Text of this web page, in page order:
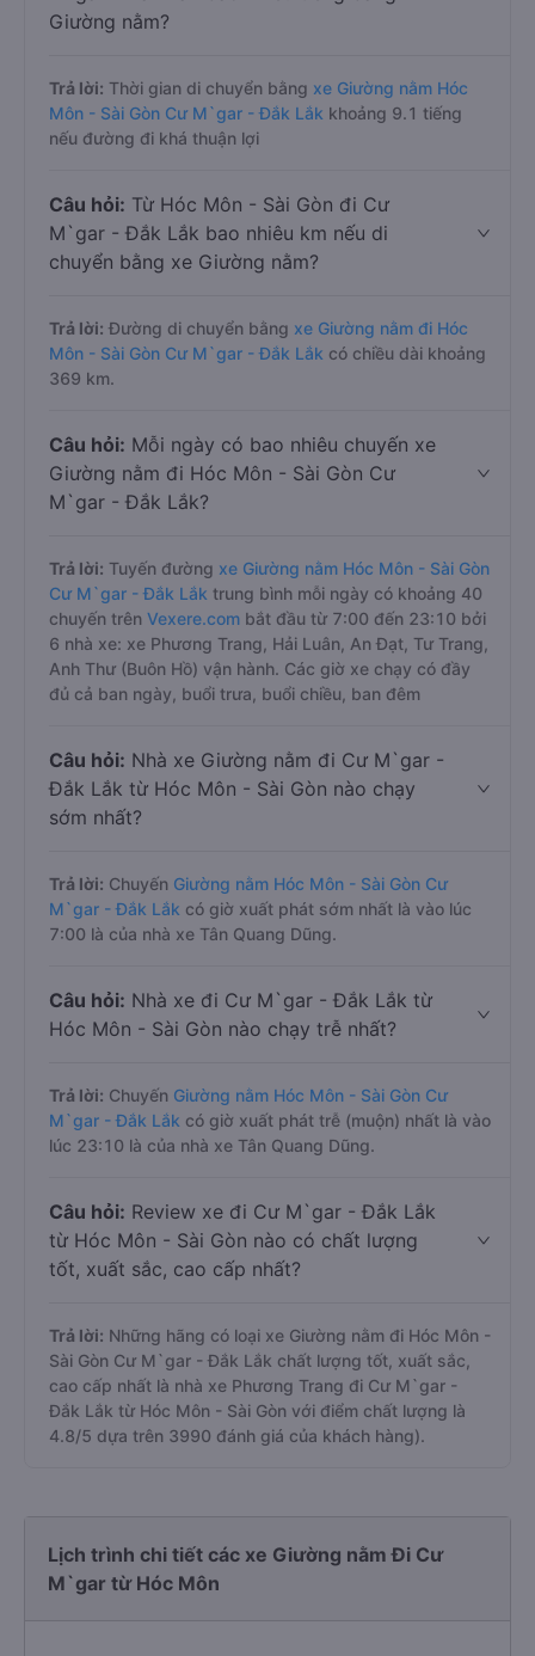
Giường nằm?
Trả lời: Thời gian di chuyển bằng xe Giường nằm Hóc
Môn - Sài Gòn Cư M`gar - Đắk Lắk khoảng 9.1 tiếng
nếu đường đi khá thuận lợi
Câu hỏi: Từ Hóc Môn - Sài Gòn đi Cư
M`gar - Đắk Lắk bao nhiêu km nếu di
chuyển bằng xe Giường nằm?
Trả lời: Đường di chuyển bằng xe Giường nằm đi Hóc
Môn - Sài Gòn Cư M`gar - Đắk Lắk có chiều dài khoảng
369 km.
Câu hỏi: Mỗi ngày có bao nhiêu chuyến xe
Giường nằm đi Hóc Môn - Sài Gòn Cư
M`gar - Đắk Lắk?
Trả lời: Tuyến đường xe Giường nằm Hóc Môn - Sài Gòn
Cư M`gar - Đắk Lắk trung bình mỗi ngày có khoảng 40
chuyến trên Vexere.com bắt đầu từ 7:00 đến 23:10 bởi
6 nhà xe: xe Phương Trang, Hải Luân, An Đạt, Tư Trang,
Anh Thư (Buôn Hồ) vận hành. Các giờ xe chạy có đầy
đủ cả ban ngày, buổi trưa, buổi chiều, ban đêm
Câu hỏi: Nhà xe Giường nằm đi Cư M`gar -
Đắk Lắk từ Hóc Môn - Sài Gòn nào chạy
sớm nhất?
Trả lời: Chuyến Giường nằm Hóc Môn - Sài Gòn Cư
M`gar - Đắk Lắk có giờ xuất phát sớm nhất là vào lúc
7:00 là của nhà xe Tân Quang Dũng.
Câu hỏi: Nhà xe đi Cư M`gar - Đắk Lắk từ
Hóc Môn - Sài Gòn nào chạy trễ nhất?
Trả lời: Chuyến Giường nằm Hóc Môn - Sài Gòn Cư
M`gar - Đắk Lắk có giờ xuất phát trễ (muộn) nhất là vào
lúc 23:10 là của nhà xe Tân Quang Dũng.
Câu hỏi: Review xe đi Cư M`gar - Đắk Lắk
từ Hóc Môn - Sài Gòn nào có chất lượng
tốt, xuất sắc, cao cấp nhất?
Trả lời: Những hãng có loại xe Giường nằm đi Hóc Môn -
Sài Gòn Cư M`gar - Đắk Lắk chất lượng tốt, xuất sắc,
cao cấp nhất là nhà xe Phương Trang đi Cư M`gar -
Đắk Lắk từ Hóc Môn - Sài Gòn với điểm chất lượng là
4.8/5 dựa trên 3990 đánh giá của khách hàng).
Lịch trình chi tiết các xe Giường nằm Đi Cư
M`gar từ Hóc Môn